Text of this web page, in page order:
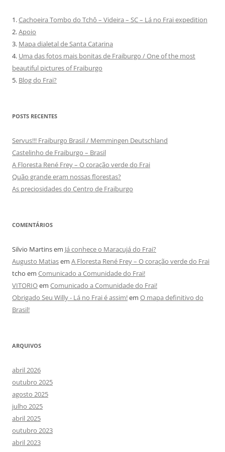
1.Cachoeira Tombo do Tchô – Videira – SC – Lá no Frai expedition
2.Apoio
3. Mapa dialetal de Santa Catarina
4. Uma das fotos mais bonitas de Fraiburgo / One of the most
beautiful pictures of Fraiburgo
5. Blog do Frai?
POSTS RECENTES
Servus!!! Fraiburgo Brasil / Memmingen Deutschland
Castelinho de Fraiburgo – Brasil
A Floresta René Frey – O coração verde do Frai
Quão grande eram nossas florestas?
As preciosidades do Centro de Fraiburgo
COMENTÁRIOS
Silvio Martinsem Já conhece o Maracujá do Frai?
Augusto Matiasem A Floresta René Frey – O coração verde do Frai
tcho em Comunicado a Comunidade do Frai!
VITORIOem Comunicado a Comunidade do Frai!
Obrigado Seu Willy - Lá no Frai é assim!em O mapa definitivo do
Brasil!
ARQUIVOS
abril 2026
outubro 2025
agosto 2025
julho 2025
abril 2025
outubro 2023
abril 2023